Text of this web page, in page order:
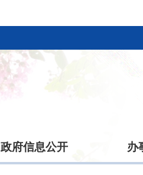
政府信息公开 办